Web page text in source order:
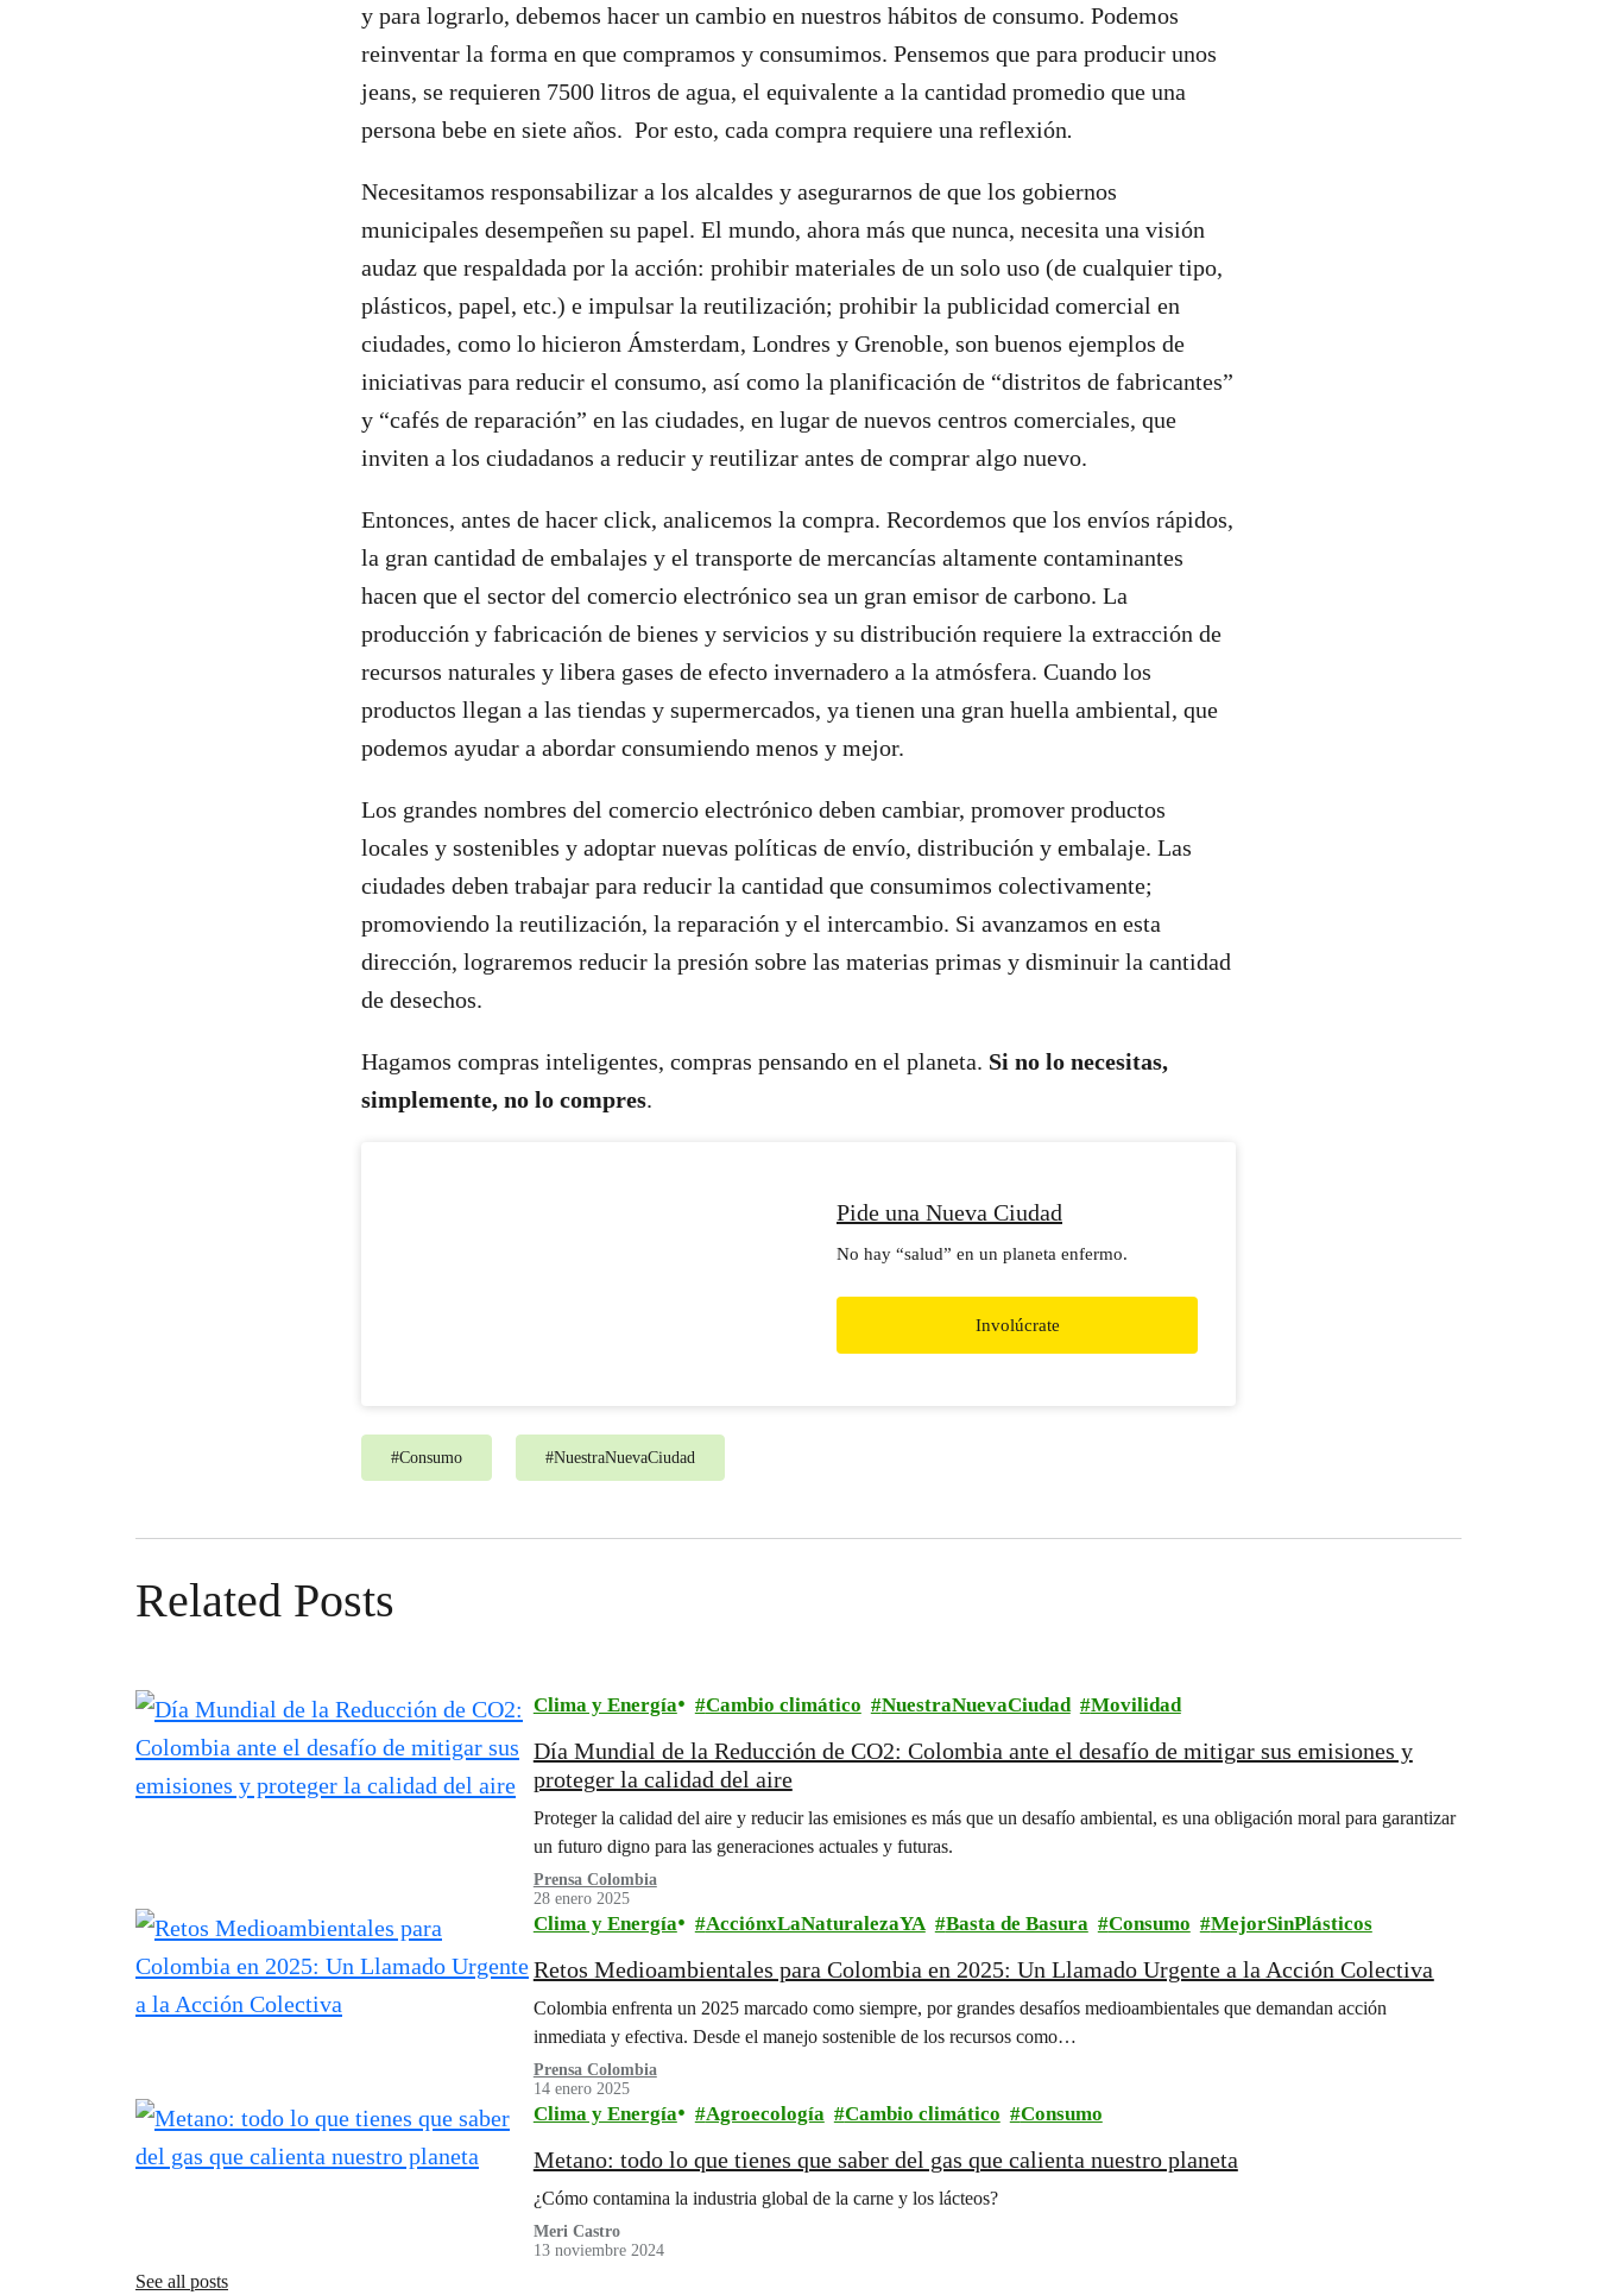
y para lograrlo, debemos hacer un cambio en nuestros hábitos de consumo. Podemos
reinventar la forma en que compramos y consumimos. Pensemos que para producir unos
jeans, se requieren 7500 litros de agua, el equivalente a la cantidad promedio que una
persona bebe en siete años. Por esto, cada compra requiere una reflexión.
Necesitamos responsabilizar a los alcaldes y asegurarnos de que los gobiernos
municipales desempeñen su papel. El mundo, ahora más que nunca, necesita una visión
audaz que respaldada por la acción: prohibir materiales de un solo uso (de cualquier tipo,
plásticos, papel, etc.) e impulsar la reutilización; prohibir la publicidad comercial en
ciudades, como lo hicieron Ámsterdam, Londres y Grenoble, son buenos ejemplos de
iniciativas para reducir el consumo, así como la planificación de “distritos de fabricantes”
y “cafés de reparación” en las ciudades, en lugar de nuevos centros comerciales, que
inviten a los ciudadanos a reducir y reutilizar antes de comprar algo nuevo.
Entonces, antes de hacer click, analicemos la compra. Recordemos que los envíos rápidos,
la gran cantidad de embalajes y el transporte de mercancías altamente contaminantes
hacen que el sector del comercio electrónico sea un gran emisor de carbono. La
producción y fabricación de bienes y servicios y su distribución requiere la extracción de
recursos naturales y libera gases de efecto invernadero a la atmósfera. Cuando los
productos llegan a las tiendas y supermercados, ya tienen una gran huella ambiental, que
podemos ayudar a abordar consumiendo menos y mejor.
Los grandes nombres del comercio electrónico deben cambiar, promover productos
locales y sostenibles y adoptar nuevas políticas de envío, distribución y embalaje. Las
ciudades deben trabajar para reducir la cantidad que consumimos colectivamente;
promoviendo la reutilización, la reparación y el intercambio. Si avanzamos en esta
dirección, lograremos reducir la presión sobre las materias primas y disminuir la cantidad
de desechos.
Hagamos compras inteligentes, compras pensando en el planeta. Si no lo necesitas,
simplemente, no lo compres.
Pide una Nueva Ciudad
No hay “salud” en un planeta enfermo.
Involúcrate
#Consumo #NuestraNuevaCiudad
Related Posts
Clima y Energía Cambio climático NuestraNuevaCiudad Movilidad
Día Mundial de la Reducción de CO2: Colombia ante el desafío de mitigar sus emisiones y
proteger la calidad del aire
Proteger la calidad del aire y reducir las emisiones es más que un desafío ambiental, es una obligación moral para garantizar
un futuro digno para las generaciones actuales y futuras.
Prensa Colombia
28 enero 2025
Clima y Energía AcciónxLaNaturalezaYA Basta de Basura Consumo MejorSinPlásticos
Retos Medioambientales para Colombia en 2025: Un Llamado Urgente a la Acción Colectiva
Colombia enfrenta un 2025 marcado como siempre, por grandes desafíos medioambientales que demandan acción
inmediata y efectiva. Desde el manejo sostenible de los recursos como…
Prensa Colombia
14 enero 2025
Clima y Energía Agroecología Cambio climático Consumo
Metano: todo lo que tienes que saber del gas que calienta nuestro planeta
¿Cómo contamina la industria global de la carne y los lácteos?
Meri Castro
13 noviembre 2024
See all posts